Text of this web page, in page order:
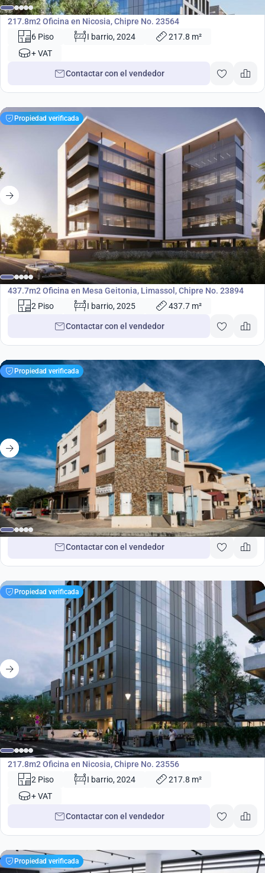
Oficina
217.8m2 Oficina en Nicosia, Chipre No. 23564
6 Piso
I barrio, 2024
217.8 m²
+ VAT
Contactar con el vendedor
Propiedad verificada
€2 988 000
Oficina
437.7m2 Oficina en Mesa Geitonia, Limassol, Chipre No. 23894
2 Piso
I barrio, 2025 437.7 m²
Contactar con el vendedor
Propiedad verificada
€580 000
Propiedades en Limassol, Chipre No. 37922
Contactar con el vendedor
Propiedad verificada
€865 000
Oficina
217.8m2 Oficina en Nicosia, Chipre No. 23556
2 Piso
I barrio, 2024
217.8 m²
+ VAT
Contactar con el vendedor
Propiedad verificada